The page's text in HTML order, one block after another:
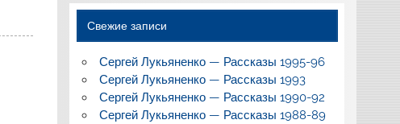
Свежие записи
Сергей Лукьяненко — Рассказы 1995-96
Сергей Лукьяненко — Рассказы 1993
Сергей Лукьяненко — Рассказы 1990-92
Сергей Лукьяненко — Рассказы 1988-89